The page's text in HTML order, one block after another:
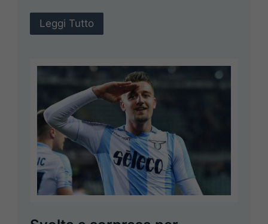
Leggi Tutto